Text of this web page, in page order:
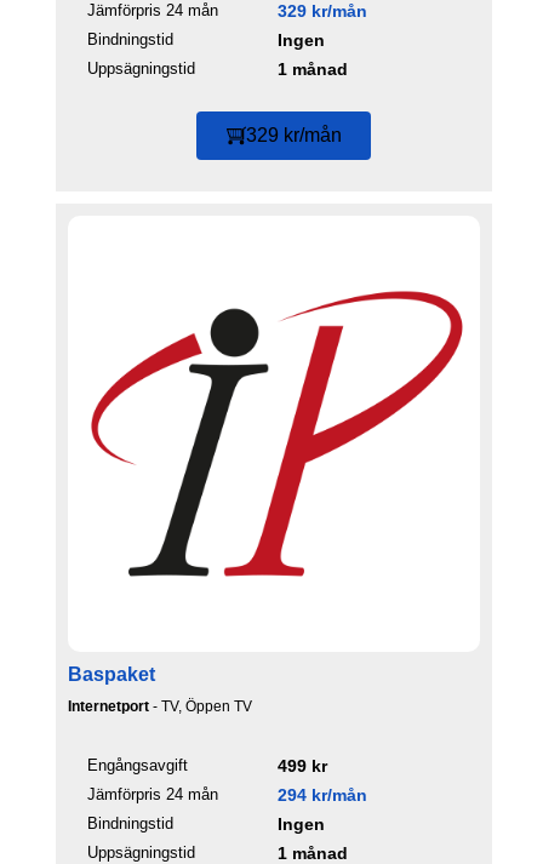
Jämförpris 24 mån 329 kr/mån
Bindningstid Ingen
Uppsägningstid 1 månad
329 kr/mån
Baspaket
Internetport - TV, Öppen TV
Engångsavgift 499 kr
Jämförpris 24 mån 294 kr/mån
Bindningstid Ingen
Uppsägningstid 1 månad